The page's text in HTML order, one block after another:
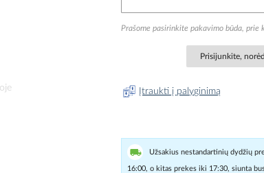
Prašome pasirinkite pakavimo būda, prie
Prisijunkite,
Įtraukti į palyginimą
Užsakius nestandartinių dydžių
16:00, o kitas prekes iki 17:30, siunta